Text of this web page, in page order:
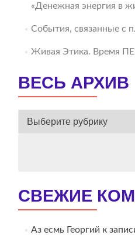
«Денежная энергия в
События, связанные с
Живая Этика. Время
ВЕСЬ АРХИВ
ВЕСЬ
СВЕЖИЕ
Аз есмь Георгий к